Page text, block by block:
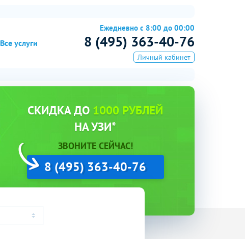
Все услуги
Ежедневно с 8:00 до 00:00
8 (495) 363-40-76
Личный кабинет
СКИДКА ДО 1000 РУБЛЕЙ
НА УЗИ*
ЗВОНИТЕ СЕЙЧАС!
8 (495) 363-40-76